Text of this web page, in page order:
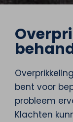
bent voor
probleem
Klachten